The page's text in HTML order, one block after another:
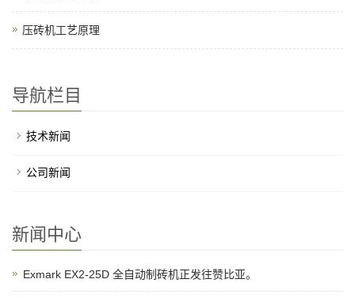
压砖机工艺原理
导航栏目
技术新闻
公司新闻
新闻中心
Exmark EX2-25D 全自动制砖机正发往赞比亚。